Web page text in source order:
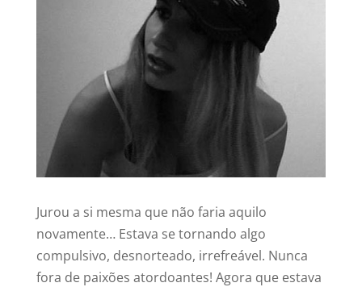
Jurou a si mesma que não faria aquilo
novamente… Estava se tornando algo
compulsivo, desnorteado, irrefreável. Nunca
fora de paixões atordoantes! Agora que estava